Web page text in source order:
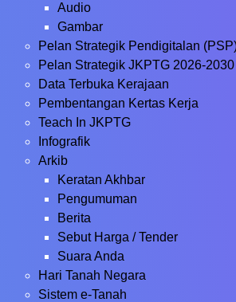
Audio
Gambar
Pelan Strategik Pendigitalan
Pelan Strategik JKPTG 2026-2030
Data Terbuka Kerajaan
Pembentangan Kertas Kerja
Teach In JKPTG
Infografik
Arkib
Keratan Akhbar
Pengumuman
Berita
Sebut Harga / Tender
Suara Anda
Hari Tanah Negara
Sistem e-Tanah